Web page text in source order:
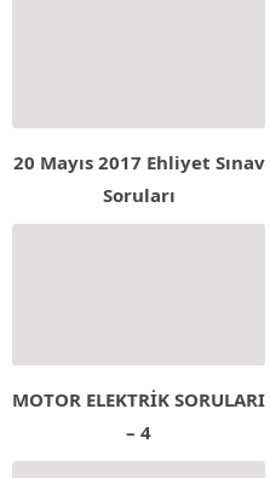
20 Mayıs 2017 Ehliyet Sınav
Soruları
MOTOR ELEKTRİK SORULARI
– 4